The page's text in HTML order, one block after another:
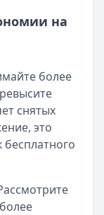
на
более
снятых
это